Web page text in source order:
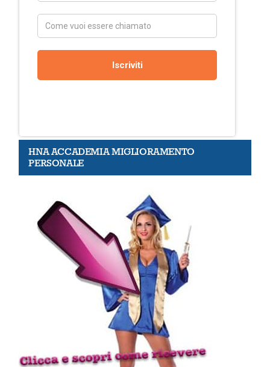
HNA ACCADEMIA MIGLIORAMENTO
PERSONALE